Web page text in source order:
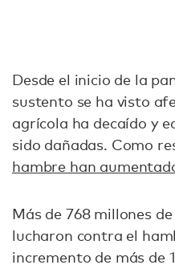
Desde el inicio de la
sustento se ha visto
agrícola ha decaído y
sido dañadas. Como
hambre han
Más de 768 millones
lucharon contra el
incremento de más de